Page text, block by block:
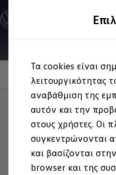
Τα cookies είναι
λειτουργικότητας
αναβάθμιση της
αυτόν και την
στους χρήστες. Οι
συγκεντρώνονται
και βασίζονται
browser και της
στο
περιεχόμενο
στο
footer
Ανακαλύψτε τα
Διαμορφώστε
Ηλεκτρικά &
Ηλεκτρικά
ID.3 Neo
Νέο ID.
ID.4
ID.4 GTX
ID.5
ID.5 GTX
ID.7
ID.7 GTX
και